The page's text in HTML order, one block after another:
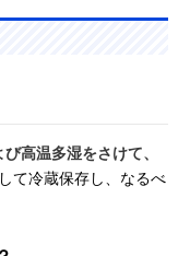
高温多湿をさけて、
て冷蔵保存し、なるべ